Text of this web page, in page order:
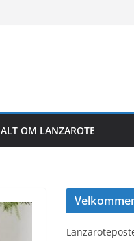
ALT OM LANZAROTE